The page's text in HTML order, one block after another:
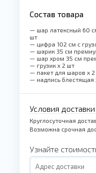
Состав товара
— шар латексный 60
шт
— цифра 102 см с
— шарик 35 см
— шар хром 35 см
— грузик x 2 шт
— пакет для шаров x
— надпись блестящая
Условия
Круглосуточная
Возможна срочная
Узнайте